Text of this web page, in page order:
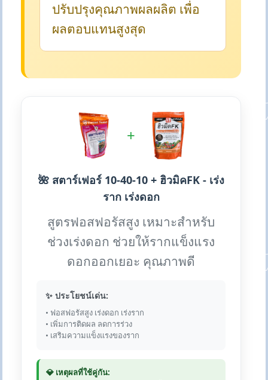
ปรับปรุงคุณภาพผลผลิต เพื่อ
ผลตอบแทนสูงสุด
+
🌺 สตาร์เฟอร์ 10-40-10 + ฮิวมิคFK - เร่ง
ราก เร่งดอก
สูตรฟอสฟอรัสสูง เหมาะสำหรับ
ช่วงเร่งดอก ช่วยให้รากแข็งแรง
ดอกออกเยอะ คุณภาพดี
✨ ประโยชน์เด่น:
• ฟอสฟอรัสสูง เร่งดอก เร่งราก
• เพิ่มการติดผล ลดการร่วง
• เสริมความแข็งแรงของราก
💎 เหตุผลที่ใช้คู่กัน: